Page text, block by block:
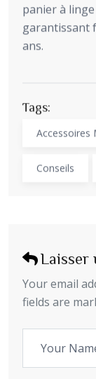
panier à
garantissant
ans.
Tags:
Accessoires
Conseils
Laisser
Your email
fields are